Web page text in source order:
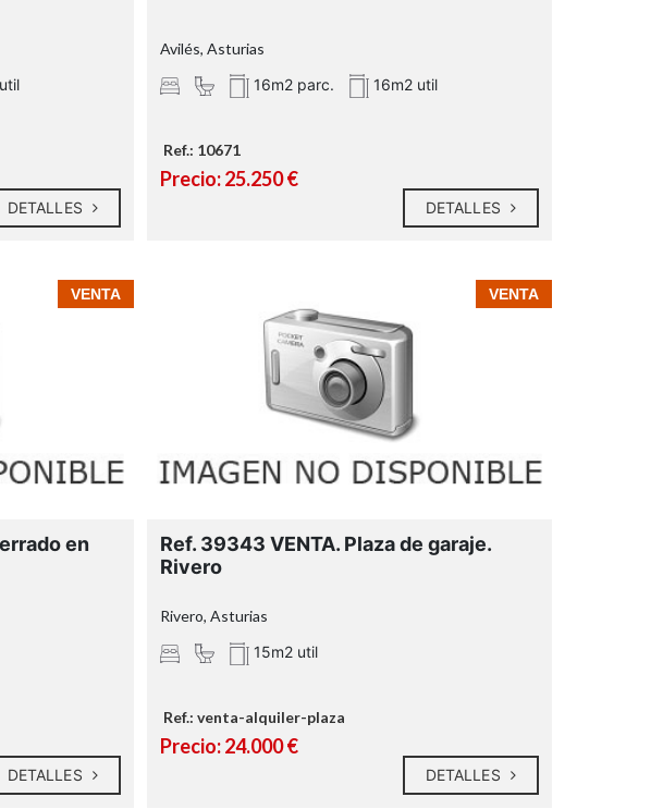
DETALLES
Avilés, Asturias
16m2 parc.
16m2 util
Ref.: 10671
Precio: 25.250 €
DETALLES
VENTA
en
DETALLES
VENTA
Ref. 39343 VENTA. Plaza de garaje.
Rivero
Rivero, Asturias
15m2 util
Ref.: venta-alquiler-plaza
Precio: 24.000 €
DETALLES